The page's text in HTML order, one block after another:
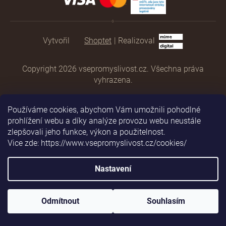
Používáme cookies, abychom Vám umožnili pohodlné
prohlížení webu a díky analýze provozu webu neustále
zlepšovali jeho funkce, výkon a použitelnost.
Vice zde: https://www.vsepromyslivost.cz/cookies/
Nastavení
Odmítnout Souhlasím
Shoptet | Realizoval
Copyright 2026 vsepromyslivost.cz . Všechna práva
vyhrazena.